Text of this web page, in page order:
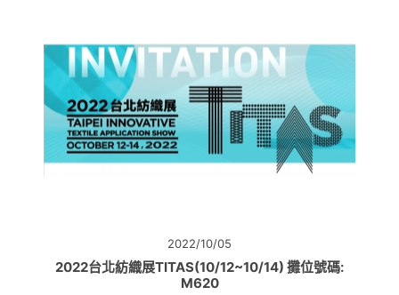
2022/10/05
2022台北紡織展TITAS(10/12~10/14) 攤位號碼:
M620